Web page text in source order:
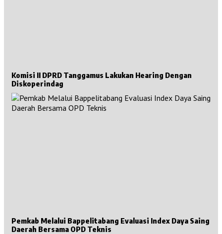
Komisi II DPRD Tanggamus Lakukan Hearing Dengan
Diskoperindag
Pemkab Melalui Bappelitabang Evaluasi Index Daya Saing
Daerah Bersama OPD Teknis